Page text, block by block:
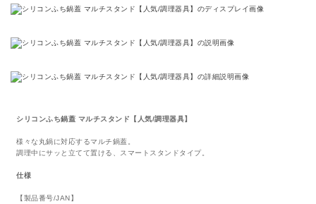
シリコンふち鍋蓋 マルチスタンド【人気/調理器具】
様々な丸鍋に対応するマルチ鍋蓋。
調理中にサッと立てて置ける、スマートスタンドタイプ。
仕様
【製品番号/JAN】